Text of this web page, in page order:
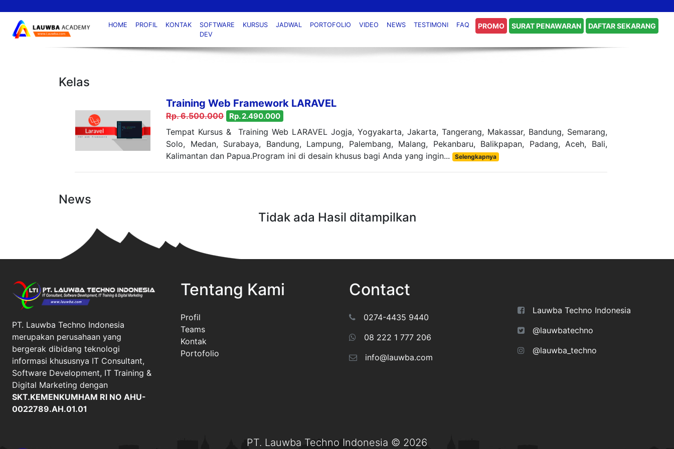
HOME PROFIL KONTAK
SOFTWARE
DEV
KURSUS JADWAL PORTOFOLIO VIDEO NEWS TESTIMONI FAQ PROMO SURAT PENAWARAN DAFTAR SEKARANG
Kelas
Training Web Framework LARAVEL
Rp. 6.500.000 Rp. 2.490.000
Tempat Kursus & Training Web LARAVEL Jogja, Yogyakarta, Jakarta, Tangerang, Makassar, Bandung, Semarang,
Solo, Medan, Surabaya, Bandung, Lampung, Palembang, Malang, Pekanbaru, Balikpapan, Padang, Aceh, Bali,
Kalimantan dan Papua.Program ini di desain khusus bagi Anda yang ingin...
Selengkapnya
News
Tidak ada Hasil ditampilkan
PT. Lauwba Techno Indonesia
merupakan perusahaan yang
bergerak dibidang teknologi
informasi khususnya IT Consultant,
Software Development, IT Training &
Digital Marketing dengan
SKT.KEMENKUMHAM RI NO AHU-
0022789.AH.01.01
Tentang Kami
Profil
Teams
Kontak
Portofolio
Contact
0274-4435 9440
08 222 1 777 206
info@lauwba.com
Lauwba Techno Indonesia
@lauwbatechno
@lauwba_techno
PT. Lauwba Techno Indonesia © 2026